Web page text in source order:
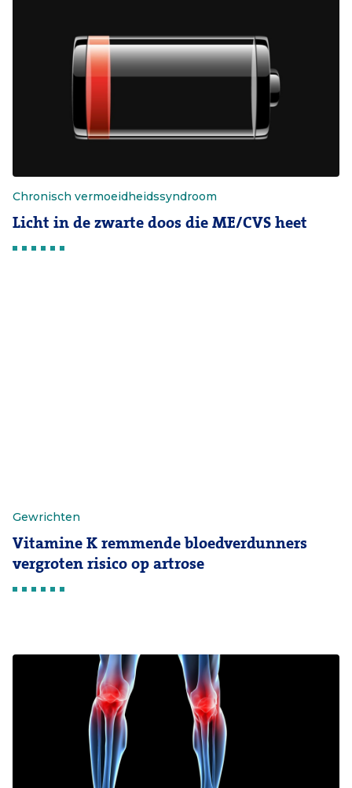
Chronisch vermoeidheidssyndroom
Licht in de zwarte doos die ME/CVS heet
Gewrichten
Vitamine K remmende bloedverdunners
vergroten risico op artrose